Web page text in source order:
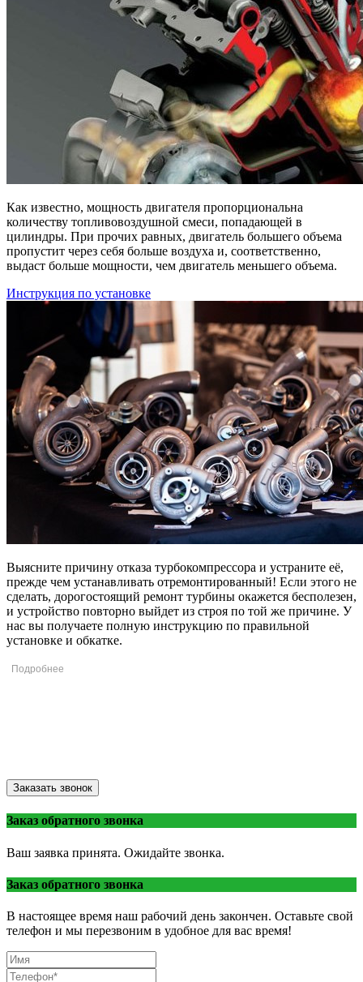
Как известно, мощность двигателя пропорциональна
количеству топливовоздушной смеси, попадающей в
цилиндры. При прочих равных, двигатель большего объема
пропустит через себя больше воздуха и, соответственно,
выдаст больше мощности, чем двигатель меньшего объема.
Инструкция по установке
Выясните причину отказа турбокомпрессора и устраните её,
прежде чем устанавливать отремонтированный! Если этого не
сделать, дорогостоящий ремонт турбины окажется бесполезен,
и устройство повторно выйдет из строя по той же причине. У
нас вы получаете полную инструкцию по правильной
установке и обкатке.
Заказать звонок
Заказ обратного звонка
Ваш заявка принята. Ожидайте звонка.
Заказ обратного звонка
В настоящее время наш рабочий день закончен. Оставьте свой
телефон и мы перезвоним в удобное для вас время!